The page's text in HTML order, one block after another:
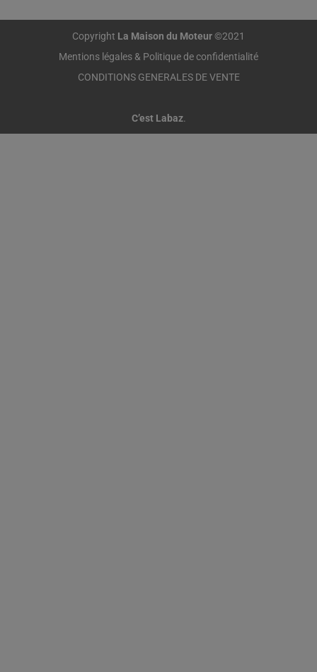
Copyright La Maison du Moteur©2021
Mentions légales & Politique de confidentialité
CONDITIONS GENERALES DE VENTE
C’est Labaz.